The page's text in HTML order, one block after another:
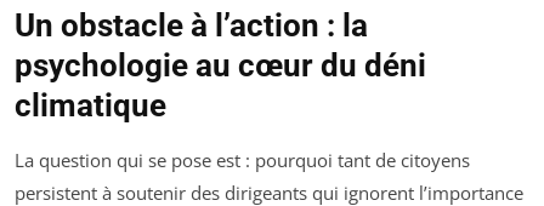
Un obstacle à l’action : la
psychologie au cœur du déni
climatique
La question qui se pose est : pourquoi tant de citoyens
persistent à soutenir des dirigeants qui ignorent l’importance